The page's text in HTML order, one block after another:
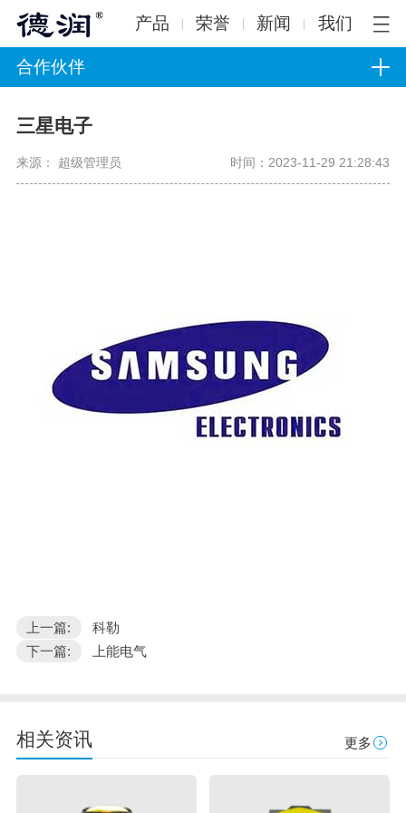
产品 荣誉 新闻 我们
合作伙伴
三星电子
来源： 超级管理员 时间：2023-11-29 21:28:43
上一篇:
科勒
下一篇:
上能电气
相关资讯 更多